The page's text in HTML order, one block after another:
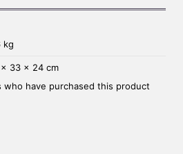
kg
33 × 24 cm
who have purchased this product